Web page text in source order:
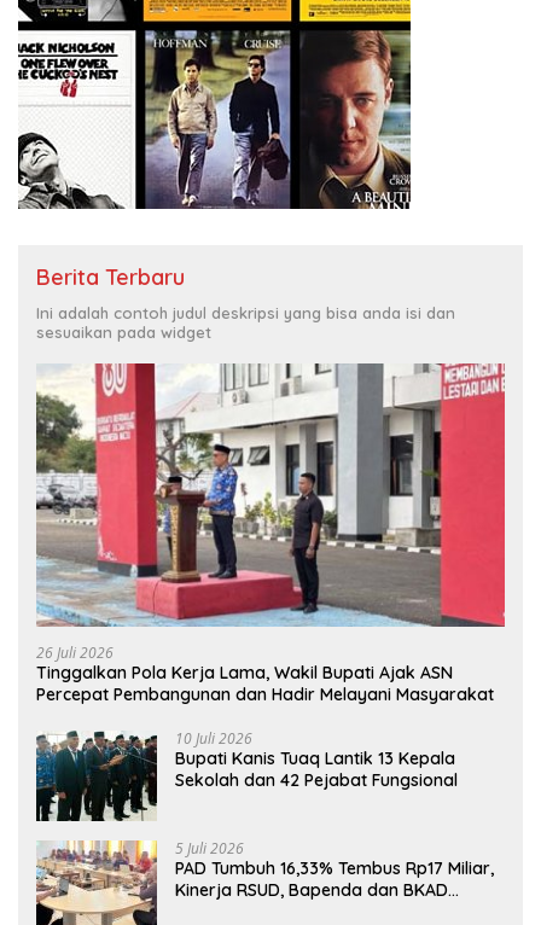
Berita Terbaru
Ini adalah contoh judul deskripsi yang bisa anda isi dan
sesuaikan pada widget
26 Juli 2026
Tinggalkan Pola Kerja Lama, Wakil Bupati Ajak ASN
Percepat Pembangunan dan Hadir Melayani Masyarakat
10 Juli 2026
Bupati Kanis Tuaq Lantik 13 Kepala
Sekolah dan 42 Pejabat Fungsional
5 Juli 2026
PAD Tumbuh 16,33% Tembus Rp17 Miliar,
Kinerja RSUD, Bapenda dan BKAD